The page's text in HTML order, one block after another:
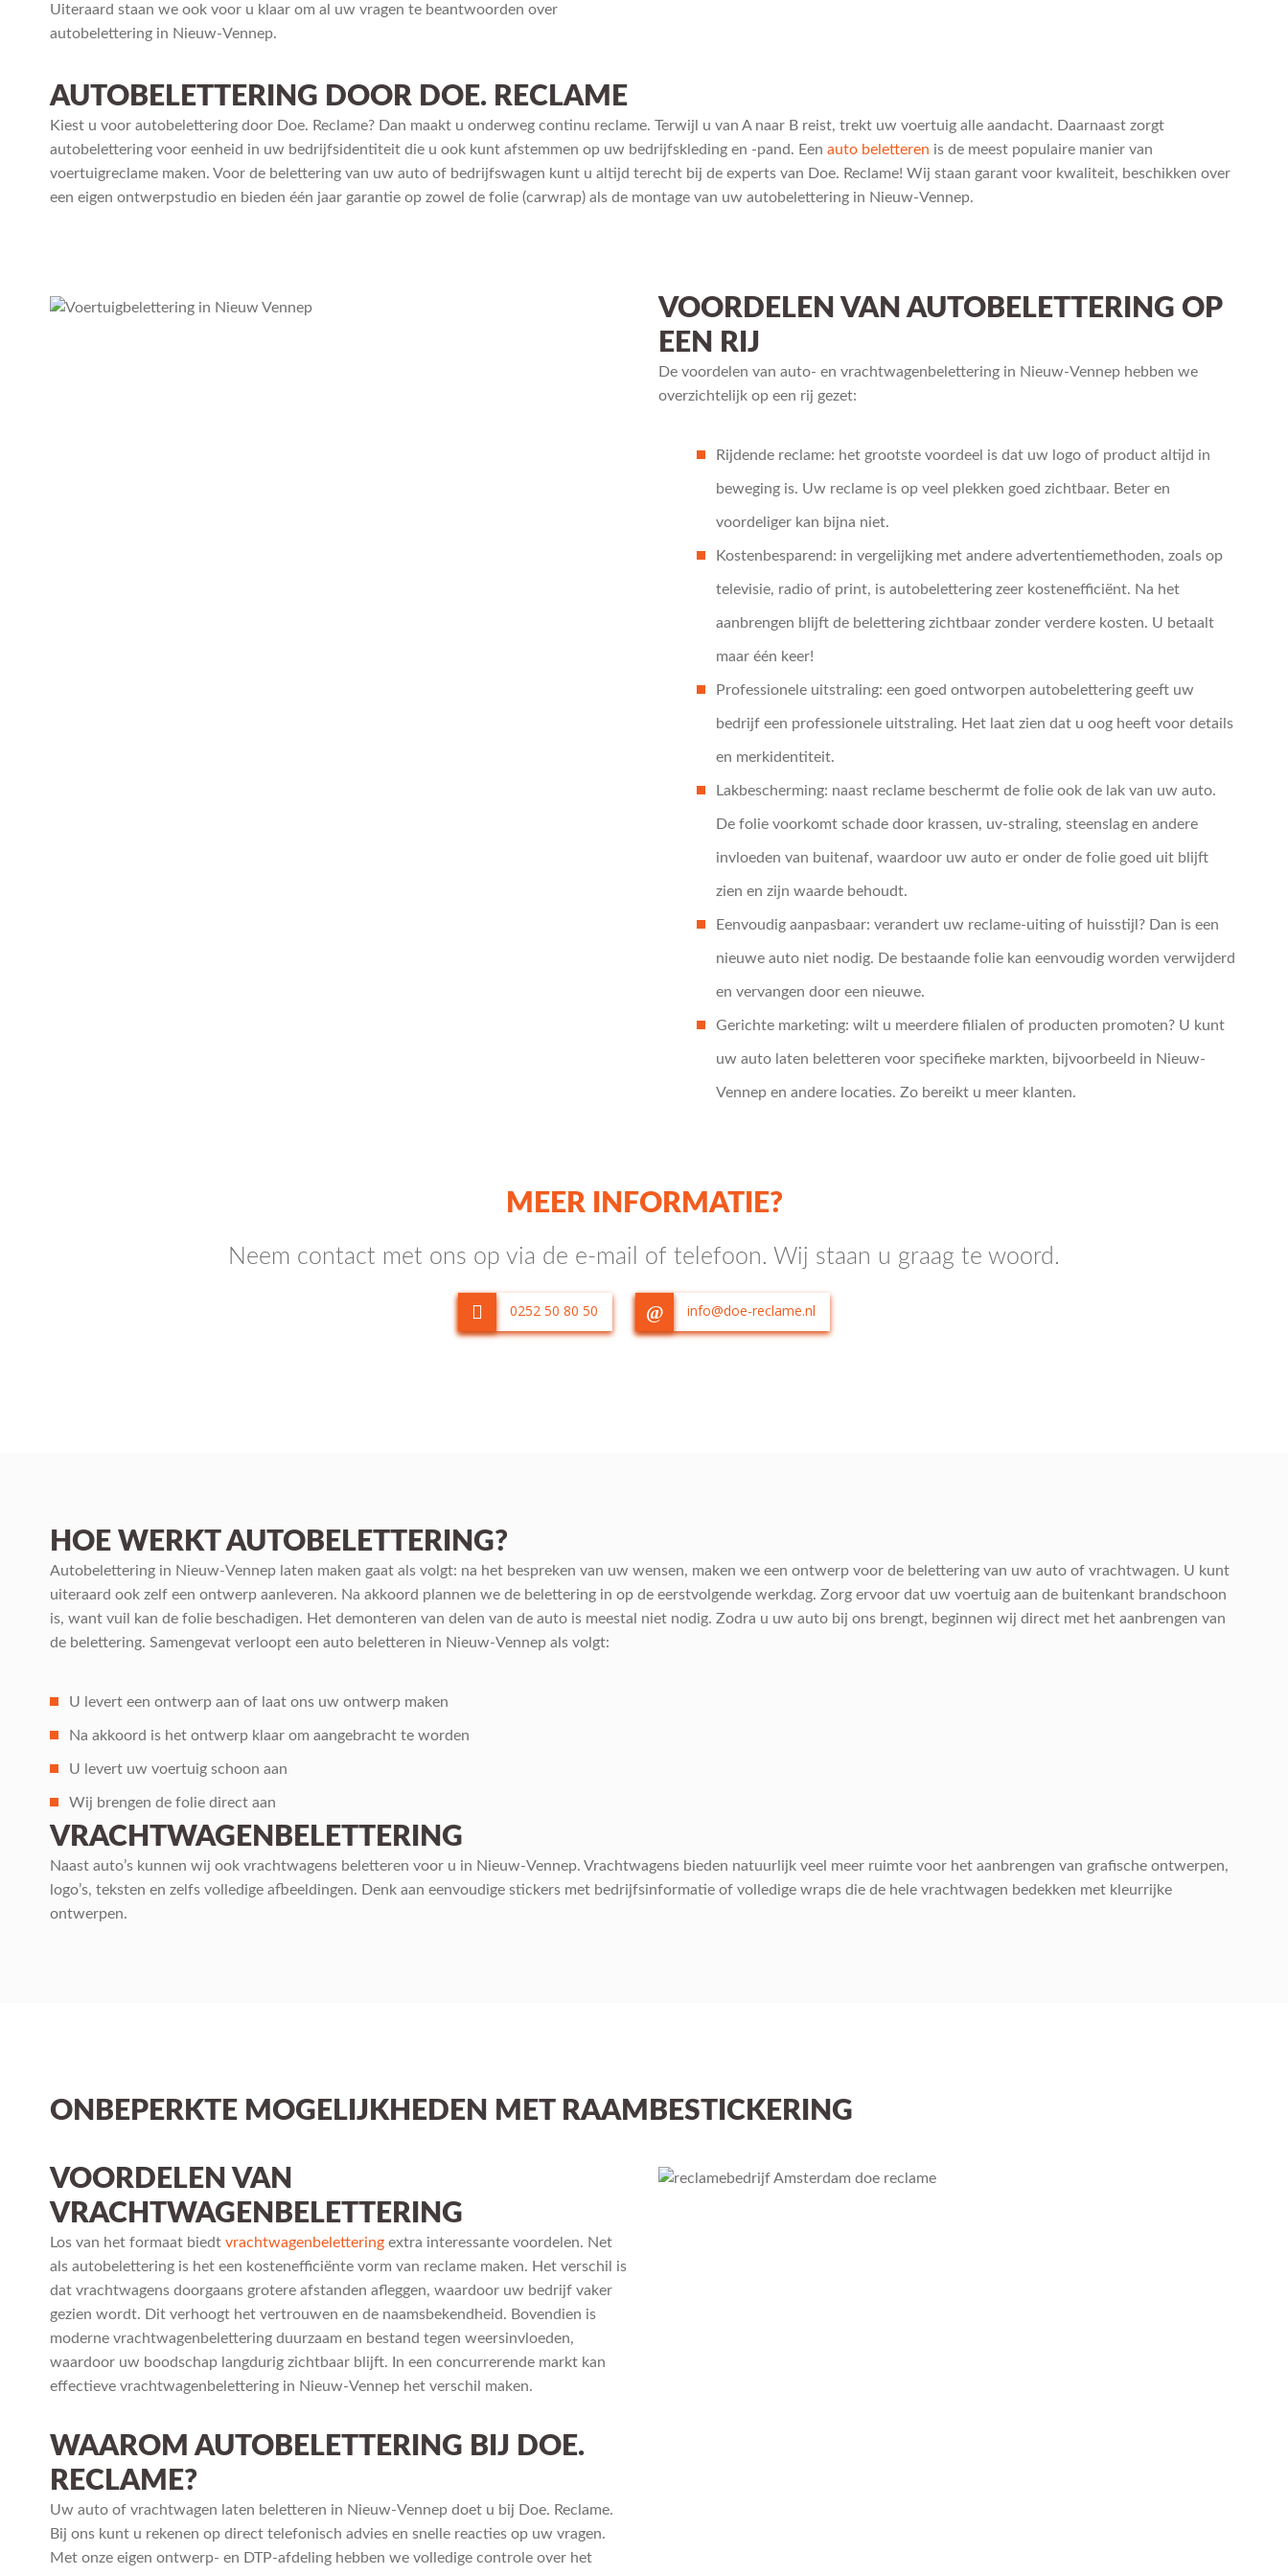
Uiteraard staan we ook voor u klaar om al uw vragen te beantwoorden over
autobelettering in Nieuw-Vennep.
AUTOBELETTERING DOOR DOE. RECLAME
Kiest u voor autobelettering door Doe. Reclame? Dan maakt u onderweg continu reclame. Terwijl u van A naar B reist, trekt uw voertuig alle aandacht. Daarnaast zorgt
autobelettering voor eenheid in uw bedrijfsidentiteit die u ook kunt afstemmen op uw bedrijfskleding en -pand. Een auto beletteren is de meest populaire manier van
voertuigreclame maken. Voor de belettering van uw auto of bedrijfswagen kunt u altijd terecht bij de experts van Doe. Reclame! Wij staan garant voor kwaliteit, beschikken over
een eigen ontwerpstudio en bieden één jaar garantie op zowel de folie (carwrap) als de montage van uw autobelettering in Nieuw-Vennep.
VOORDELEN VAN AUTOBELETTERING OP
EEN RIJ
De voordelen van auto- en vrachtwagenbelettering in Nieuw-Vennep hebben we
overzichtelijk op een rij gezet:
Rijdende reclame: het grootste voordeel is dat uw logo of product altijd in
beweging is. Uw reclame is op veel plekken goed zichtbaar. Beter en
voordeliger kan bijna niet.
Kostenbesparend: in vergelijking met andere advertentiemethoden, zoals op
televisie, radio of print, is autobelettering zeer kostenefficiënt. Na het
aanbrengen blijft de belettering zichtbaar zonder verdere kosten. U betaalt
maar één keer!
Professionele uitstraling: een goed ontworpen autobelettering geeft uw
bedrijf een professionele uitstraling. Het laat zien dat u oog heeft voor details
en merkidentiteit.
Lakbescherming: naast reclame beschermt de folie ook de lak van uw auto.
De folie voorkomt schade door krassen, uv-straling, steenslag en andere
invloeden van buitenaf, waardoor uw auto er onder de folie goed uit blijft
zien en zijn waarde behoudt.
Eenvoudig aanpasbaar: verandert uw reclame-uiting of huisstijl? Dan is een
nieuwe auto niet nodig. De bestaande folie kan eenvoudig worden verwijderd
en vervangen door een nieuwe.
Gerichte marketing: wilt u meerdere filialen of producten promoten? U kunt
uw auto laten beletteren voor specifieke markten, bijvoorbeeld in Nieuw-
Vennep en andere locaties. Zo bereikt u meer klanten.
MEER INFORMATIE?
Neem contact met ons op via de e-mail of telefoon. Wij staan u graag te woord.
0252 50 80 50 info@doe-reclame.nl
HOE WERKT AUTOBELETTERING?
Autobelettering in Nieuw-Vennep laten maken gaat als volgt: na het bespreken van uw wensen, maken we een ontwerp voor de belettering van uw auto of vrachtwagen. U kunt
uiteraard ook zelf een ontwerp aanleveren. Na akkoord plannen we de belettering in op de eerstvolgende werkdag. Zorg ervoor dat uw voertuig aan de buitenkant brandschoon
is, want vuil kan de folie beschadigen. Het demonteren van delen van de auto is meestal niet nodig. Zodra u uw auto bij ons brengt, beginnen wij direct met het aanbrengen van
de belettering. Samengevat verloopt een auto beletteren in Nieuw-Vennep als volgt:
U levert een ontwerp aan of laat ons uw ontwerp maken
Na akkoord is het ontwerp klaar om aangebracht te worden
U levert uw voertuig schoon aan
Wij brengen de folie direct aan
VRACHTWAGENBELETTERING
Naast auto’s kunnen wij ook vrachtwagens beletteren voor u in Nieuw-Vennep. Vrachtwagens bieden natuurlijk veel meer ruimte voor het aanbrengen van grafische ontwerpen,
logo’s, teksten en zelfs volledige afbeeldingen. Denk aan eenvoudige stickers met bedrijfsinformatie of volledige wraps die de hele vrachtwagen bedekken met kleurrijke
ontwerpen.
ONBEPERKTE MOGELIJKHEDEN MET RAAMBESTICKERING
VOORDELEN VAN
VRACHTWAGENBELETTERING
Los van het formaat biedt vrachtwagenbelettering extra interessante voordelen. Net
als autobelettering is het een kostenefficiënte vorm van reclame maken. Het verschil is
dat vrachtwagens doorgaans grotere afstanden afleggen, waardoor uw bedrijf vaker
gezien wordt. Dit verhoogt het vertrouwen en de naamsbekendheid. Bovendien is
moderne vrachtwagenbelettering duurzaam en bestand tegen weersinvloeden,
waardoor uw boodschap langdurig zichtbaar blijft. In een concurrerende markt kan
effectieve vrachtwagenbelettering in Nieuw-Vennep het verschil maken.
WAAROM AUTOBELETTERING BIJ DOE.
RECLAME?
Uw auto of vrachtwagen laten beletteren in Nieuw-Vennep doet u bij Doe. Reclame.
Bij ons kunt u rekenen op direct telefonisch advies en snelle reacties op uw vragen.
Met onze eigen ontwerp- en DTP-afdeling hebben we volledige controle over het